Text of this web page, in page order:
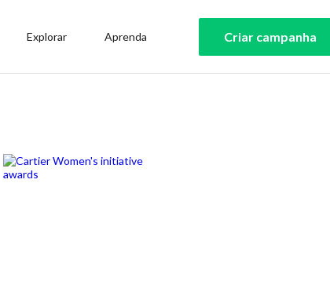
Explorar Aprenda Criar campanha